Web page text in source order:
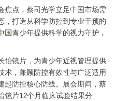
点，蔡司光学立足中国市场需
，打造从科学防控到专业干预的
青少年提供科学的视力守护，
镜片，为青少年近视管理提供
术，兼顾防控有效性与广泛适用
起防控核心防线。展会期间，蔡
镜片12个月临床试验结果分